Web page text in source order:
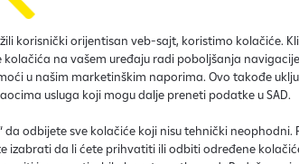
uslove,
prijave.
korisnički orijentisan veb-sajt, koristimo kolačiće.
na vašem uređaju radi poboljšanja
u našim marketinškim naporima. Ovo takođe
usluga koji mogu dalje preneti podatke u SAD.
da odbijete sve kolačiće koji nisu tehnički neophodni.
izabrati da li ćete prihvatiti ili odbiti određene